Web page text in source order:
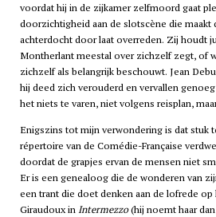
voordat hij in de zijkamer zelfmoord gaat
doorzichtigheid aan de slotscène die maakt
achterdocht door laat overreden. Zij houdt
Montherlant meestal over zichzelf zegt, of
zichzelf als belangrijk beschouwt. Jean
hij deed zich verouderd en vervallen
het niets te varen, niet volgens reisplan,
Enigszins tot mijn verwondering is dat stuk
répertoire van de Comédie-Française
doordat de grapjes ervan de mensen niet
Er is een genealoog die de wonderen van
een trant die doet denken aan de lofrede op
Giraudoux inIntermezzo(hij noemt haar